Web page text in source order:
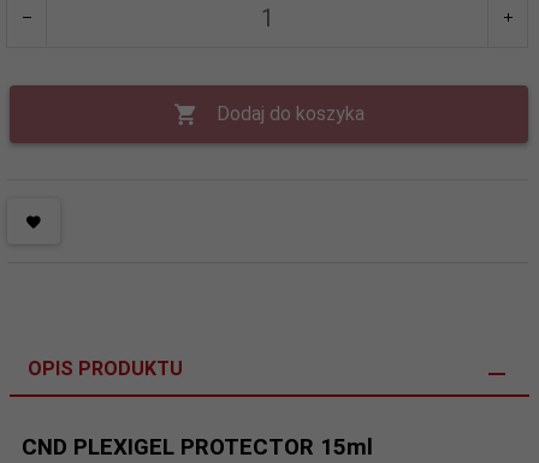
Dodaj do koszyka
OPIS PRODUKTU
CND PLEXIGEL PROTECTOR 15ml